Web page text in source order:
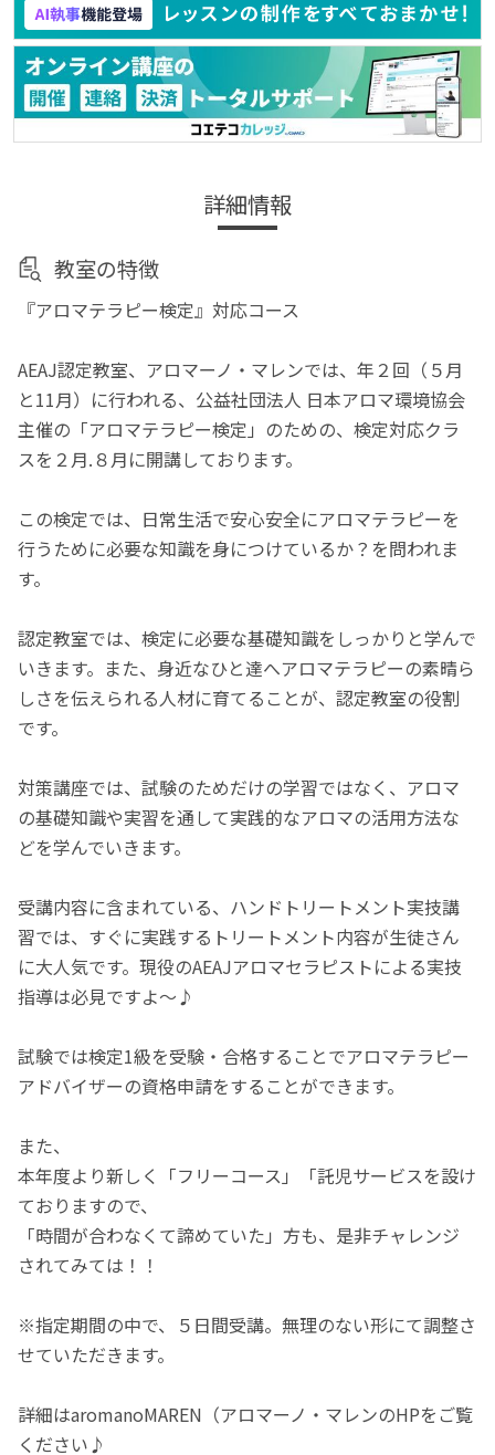
詳細情報
教室の特徴
『アロマテラピー検定』対応コース
AEAJ認定教室、アロマーノ・マレンでは、年２回（５月
と11月）に行われる、公益社団法人 日本アロマ環境協会
主催の「アロマテラピー検定」のための、検定対応クラ
スを２月.８月に開講しております。
この検定では、日常生活で安心安全にアロマテラピーを
行うために必要な知識を身につけているか？を問われま
す。
認定教室では、検定に必要な基礎知識をしっかりと学んで
いきます。また、身近なひと達へアロマテラピーの素晴ら
しさを伝えられる人材に育てることが、認定教室の役割
です。
対策講座では、試験のためだけの学習ではなく、アロマ
の基礎知識や実習を通して実践的なアロマの活用方法な
どを学んでいきます。
受講内容に含まれている、ハンドトリートメント実技講
習では、すぐに実践するトリートメント内容が生徒さん
に大人気です。現役のAEAJアロマセラピストによる実技
指導は必見ですよ～♪
試験では検定1級を受験・合格することでアロマテラピー
アドバイザーの資格申請をすることができます。
また、
本年度より新しく「フリーコース」「託児サービスを設け
ておりますので、
「時間が合わなくて諦めていた」方も、是非チャレンジ
されてみては！！
※指定期間の中で、５日間受講。無理のない形にて調整さ
せていただきます。
詳細はaromanoMAREN（アロマーノ・マレンのHPをご覧
ください♪